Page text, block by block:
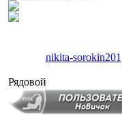
nikita-sorokin201
Рядовой